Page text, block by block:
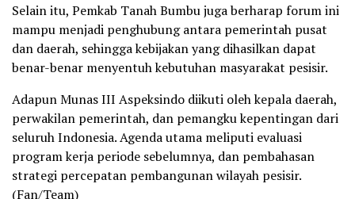
Selain itu, Pemkab Tanah Bumbu juga berharap forum ini
mampu menjadi penghubung antara pemerintah pusat
dan daerah, sehingga kebijakan yang dihasilkan dapat
benar-benar menyentuh kebutuhan masyarakat pesisir.
Adapun Munas III Aspeksindo diikuti oleh kepala daerah,
perwakilan pemerintah, dan pemangku kepentingan dari
seluruh Indonesia. Agenda utama meliputi evaluasi
program kerja periode sebelumnya, dan pembahasan
strategi percepatan pembangunan wilayah pesisir.
(Fan/Team)